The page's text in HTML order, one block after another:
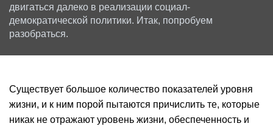
двигаться далеко в реализации социал-
демократической политики. Итак, попробуем
разобраться.
Существует большое количество показателей уровня
жизни, и к ним порой пытаются причислить те, которые
никак не отражают уровень жизни, обеспеченность и